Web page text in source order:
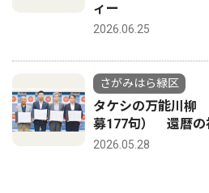
ィー
2026.06.25
さがみはら緑区
タケシの万能川柳
募177句） 還暦の
2026.05.28